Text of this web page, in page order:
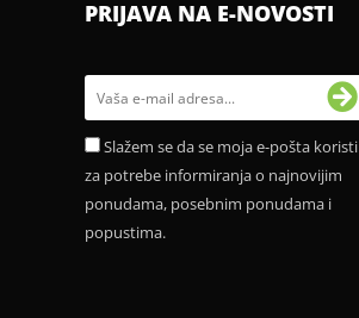
PRIJAVA NA E-NOVOSTI
Slažem se da se moja e-pošta koristi
za potrebe informiranja o najnovijim
ponudama, posebnim ponudama i
popustima.